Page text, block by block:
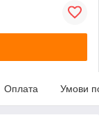
Оплата Умови